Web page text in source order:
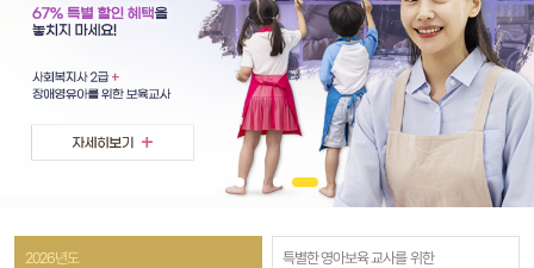
2026년도 특별한 영아보육 교사를 위한